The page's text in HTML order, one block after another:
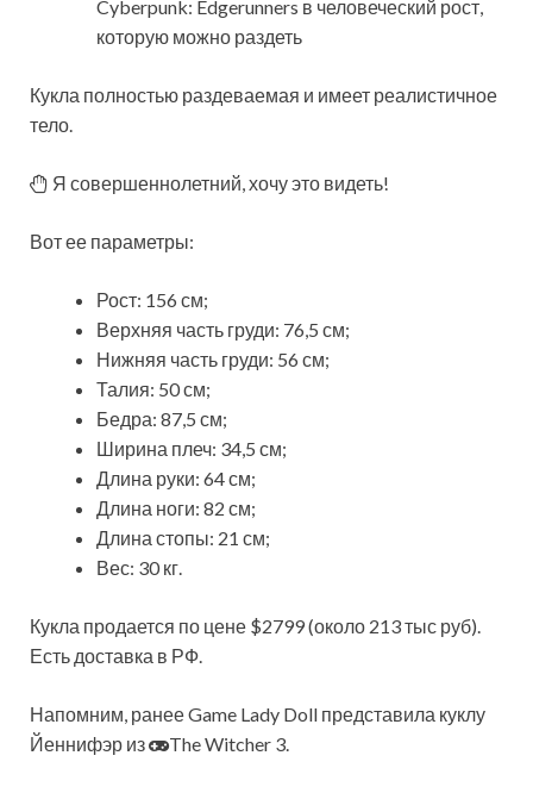
Кукла полностью раздеваемая и имеет реалистичное
тело.
Я совершеннолетний, хочу это видеть!
Вот ее параметры:
Рост: 156 см;
Верхняя часть груди: 76,5 см;
Нижняя часть груди: 56 см;
Талия: 50 см;
Бедра: 87,5 см;
Ширина плеч: 34,5 см;
Длина руки: 64 см;
Длина ноги: 82 см;
Длина стопы: 21 см;
Вес: 30 кг.
Кукла продается по цене $2799 (около 213 тыс руб).
Есть доставка в РФ.
Напомним, ранее Game Lady Doll представила куклу
Йеннифэр из
The Witcher 3.